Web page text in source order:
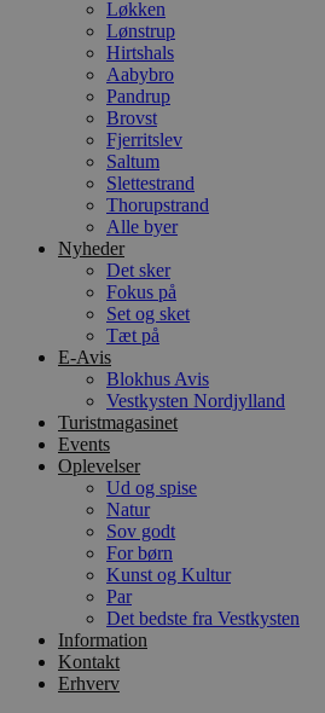
Løkken
Lønstrup
Hirtshals
Aabybro
Pandrup
Brovst
Fjerritslev
Saltum
Slettestrand
Thorupstrand
Alle byer
Nyheder
Det sker
Fokus på
Set og sket
Tæt på
E-Avis
Blokhus Avis
Vestkysten Nordjylland
Turistmagasinet
Events
Oplevelser
Ud og spise
Natur
Sov godt
For børn
Kunst og Kultur
Par
Det bedste fra Vestkysten
Information
Kontakt
Erhverv